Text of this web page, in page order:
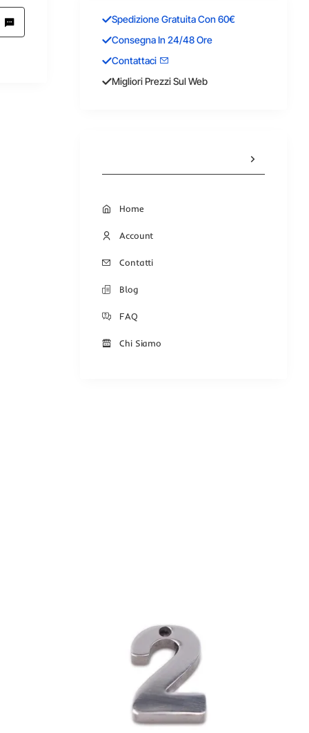
Spedizione Gratuita Con 60€
Consegna In 24/48 Ore
Contattaci
Migliori Prezzi Sul Web
Home
Account
Contatti
Blog
FAQ
Chi Siamo